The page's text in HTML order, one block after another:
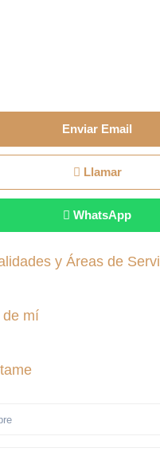
Enviar Email
Llamar
WhatsApp
y Áreas de
mí